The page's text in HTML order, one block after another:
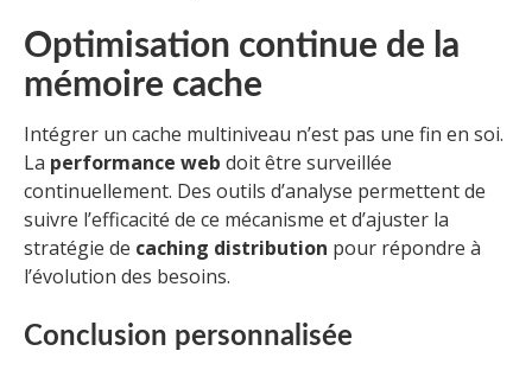
Optimisation continue de la
mémoire cache
Intégrer un cache multiniveau n’est pas une fin en soi.
La performance web doit être surveillée
continuellement. Des outils d’analyse permettent de
suivre l’efficacité de ce mécanisme et d’ajuster la
stratégie de caching distribution pour répondre à
l’évolution des besoins.
Conclusion personnalisée